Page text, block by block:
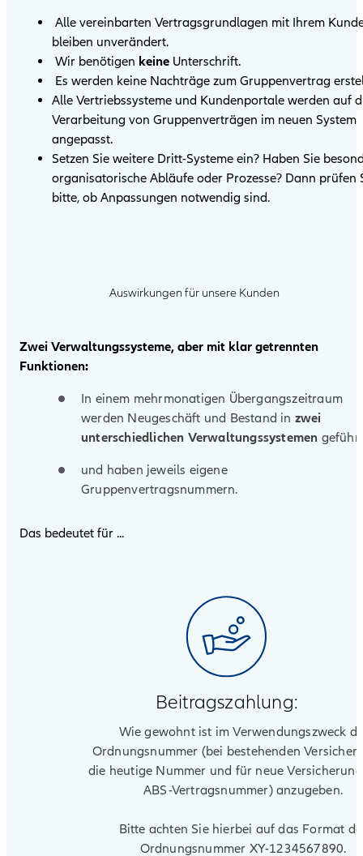
Alle vereinbarten Vertragsgrundlagen mit Ihrem
bleiben unverändert.
Wir benötigen keine Unterschrift.
Es werden keine Nachträge zum Gruppenvertrag
Alle Vertriebssysteme und Kundenportale werden auf
Verarbeitung von Gruppenverträgen im neuen System
angepasst.
Setzen Sie weitere Dritt-Systeme ein? Haben Sie
organisatorische Abläufe oder Prozesse? Dann prüfen
bitte, ob Anpassungen notwendig sind.
Auswirkungen für unsere Kunden
Zwei Verwaltungssysteme, aber mit klar getrennten
Funktionen:
In einem mehrmonatigen Übergangszeitraum
werden Neugeschäft und Bestand in zwei
unterschiedlichen Verwaltungssystemen
und haben jeweils eigene
Gruppenvertragsnummern.
Das bedeutet für ...
Beitragszahlung:
Wie gewohnt ist im Verwendungszweck
Ordnungsnummer (bei bestehenden
die heutige Nummer und für neue
ABS-Vertragsnummer) anzugeben.
Bitte achten Sie hierbei auf das Format
Ordnungsnummer XY-1234567890.